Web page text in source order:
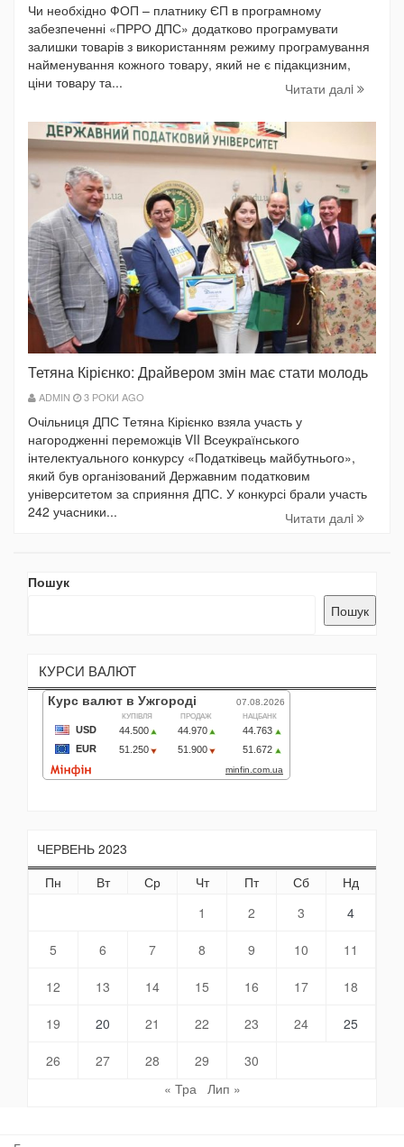
Чи необхідно ФОП – платнику ЄП в програмному
забезпеченні «ПРРО ДПС» додатково програмувати
залишки товарів з використанням режиму програмування
найменування кожного товару, який не є підакцизним,
ціни товару та...
Читати далi
Тетяна Кірієнко: Драйвером змін має стати молодь
ADMIN 3 РОКИ AGO
Очільниця ДПС Тетяна Кірієнко взяла участь у
нагородженні переможців VII Всеукраїнського
інтелектуального конкурсу «Податківець майбутнього»,
який був організований Державним податковим
університетом за сприяння ДПС. У конкурсі брали участь
242 учасники...
Читати далi
Пошук
Пошук
КУРСИ ВАЛЮТ
ЧЕРВЕНЬ 2023
Пн
Вт Ср Чт Пт Сб
Нд
1
2 3 4
5 6 7 8 9 10 11
12 13 14 15 16 17 18
19 20 21 22 23 24 25
26 27 28 29
30
« Тра
Лип »